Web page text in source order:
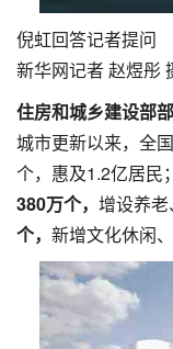
倪虹回答记者提问
新华网记者 赵煜彤
住房和城乡建设部
城市更新以来，全
个，惠及1.2亿居民
380万个， 增设养老
个， 新增文化休闲